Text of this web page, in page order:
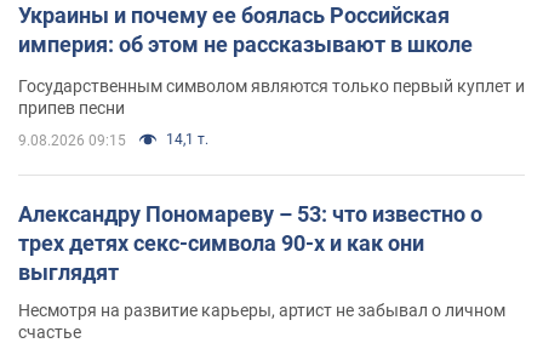
Украины и почему ее боялась Российская
империя: об этом не рассказывают в школе
Государственным символом являются только первый куплет и
припев песни
9.08.2026 09:15 14,1 т.
Александру Пономареву – 53: что известно о
трех детях секс-символа 90-х и как они
выглядят
Несмотря на развитие карьеры, артист не забывал о личном
счастье